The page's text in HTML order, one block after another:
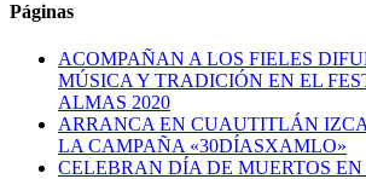
Páginas
ACOMPAÑAN A LOS FIELES
MÚSICA Y TRADICIÓN EN EL
ALMAS 2020
ARRANCA EN CUAUTITLÁN
LA CAMPAÑA «30DÍASXAMLO»
CELEBRAN DÍA DE MUERTOS EN